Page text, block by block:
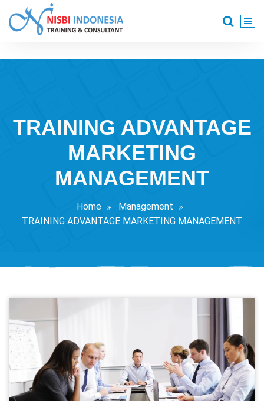
content
TRAINING ADVANTAGE
MARKETING
MANAGEMENT
Home
Management
TRAINING ADVANTAGE MARKETING MANAGEMENT